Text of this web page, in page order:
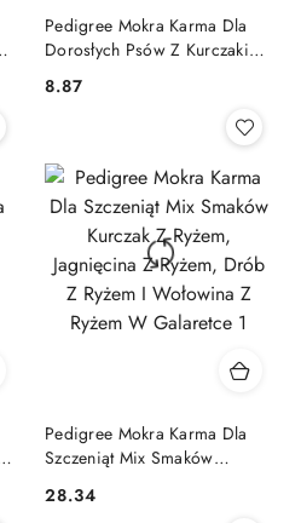
Pedigree Mokra Karma Dla
Dorosłych Psów Z Kurczakiem
Cena:
8.87
Pedigree Mokra Karma Dla
Szczeniąt Mix Smaków
Z Ryżem, Drób Z Ryżem I
Cena:
28.34